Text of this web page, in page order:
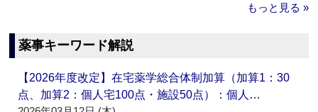
もっと見る »
薬事キーワード解説
【2026年度改定】在宅薬学総合体制加算（加算1：30
点、加算2：個人宅100点・施設50点）：個人…